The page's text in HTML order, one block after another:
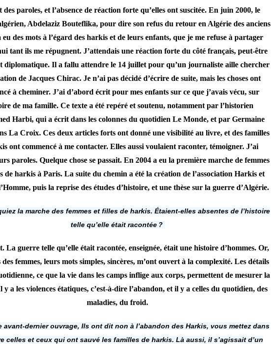
des paroles, et l’absence de réaction forte qu’elles ont suscitée. En juin 2000, le
Abdelaziz Bouteflika, pour dire son refus du retour en Algérie des anciens
des mots à l’égard des harkis et de leurs enfants, que je me refuse à partager
tant ils me répugnent. J’attendais une réaction forte du côté français, peut-être
diplomatique. Il a fallu attendre le 14 juillet pour qu’un journaliste aille chercher
de Jacques Chirac. Je n’ai pas décidé d’écrire de suite, mais les choses ont
à cheminer. J’ai d’abord écrit pour mes enfants sur ce que j’avais vécu, sur
de ma famille. Ce texte a été repéré et soutenu, notamment par l’historien
Harbi, qui a écrit dans les colonnes du quotidien Le Monde, et par Germaine
La Croix. Ces deux articles forts ont donné une visibilité au livre, et des familles
ont commencé à me contacter. Elles aussi voulaient raconter, témoigner. J’ai
paroles. Quelque chose se passait. En 2004 a eu la première marche de femmes
de harkis à Paris. La suite du chemin a été la création de l’association Harkis et
puis la reprise des études d’histoire, et une thèse sur la guerre d’Algérie.
la marche des femmes et filles de harkis. Étaient-elles absentes de l’histoire
telle qu’elle était racontée ?
La guerre telle qu’elle était racontée, enseignée, était une histoire d’hommes. Or,
des femmes, leurs mots simples, sincères, m’ont ouvert à la complexité. Les détails
ce que la vie dans les camps inflige aux corps, permettent de mesurer la
y a les violences étatiques, c’est-à-dire l’abandon, et il y a celles du quotidien, des
maladies, du froid.
avant-dernier ouvrage, Ils ont dit non à l’abandon des Harkis, vous mettez dans
celles et ceux qui ont sauvé les familles de harkis. Là aussi, il s’agissait d’un